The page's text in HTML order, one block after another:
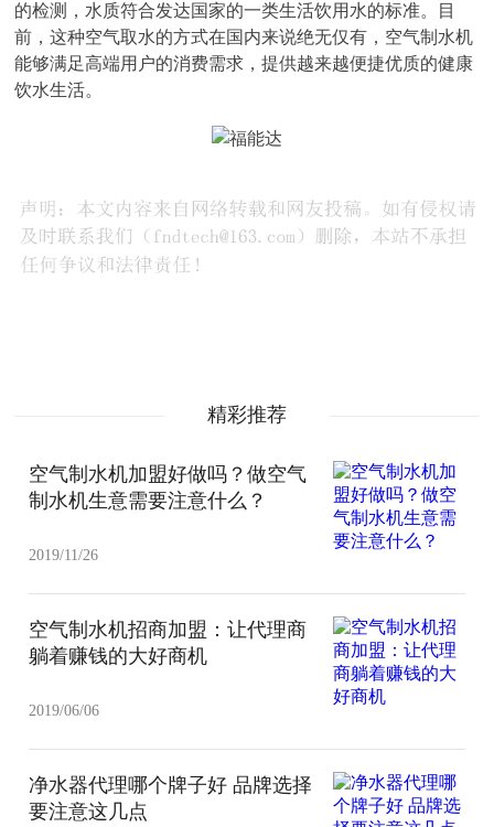
的检测，水质符合发达国家的一类生活饮用水的标准。目
前，这种空气取水的方式在国内来说绝无仅有，空气制水机
能够满足高端用户的消费需求，提供越来越便捷优质的健康
饮水生活。
精彩推荐
空气制水机加盟好做吗？做空气
制水机生意需要注意什么？
2019/11/26
空气制水机招商加盟：让代理商
躺着赚钱的大好商机
2019/06/06
净水器代理哪个牌子好 品牌选择
要注意这几点